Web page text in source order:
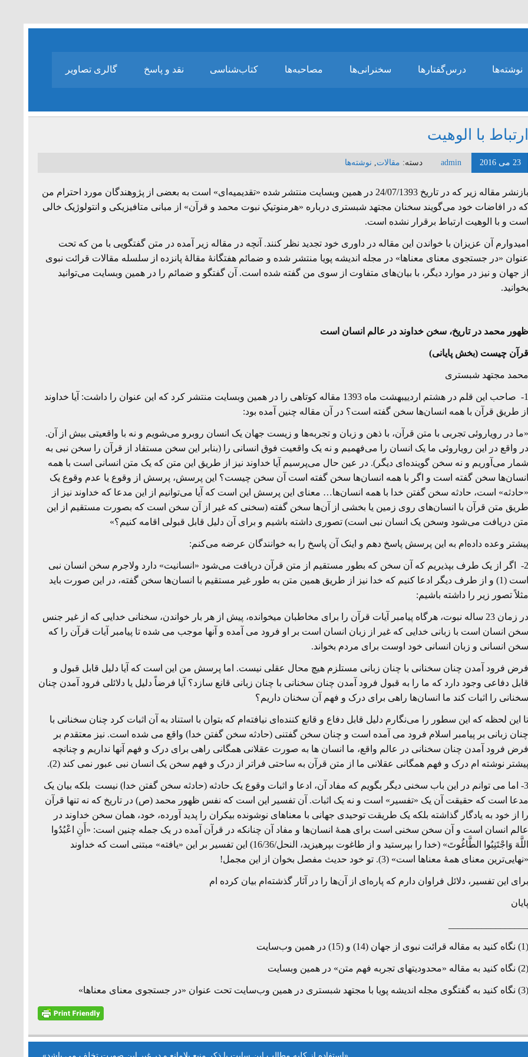
نوشته‌ها درس‌گفتارها سخنرانی‌ها مصاحبه‌ها کتاب‌شناسی نقد و پاسخ گالری تصاویر
ارتباط با الوهیت
23 می 2016 admin دسته: مقالات, نوشته‌ها
بازنشر مقاله زیر که در تاریخ 24/07/1393 در همین وبسایت منتشر شده «تقدیمیه‌ای» است به بعضی از پژوهندگان مورد احترام من
که در افاضات خود می‌گویند سخنان مجتهد شبستری درباره «هرمنوتیکِ نبوت محمد و قرآن» از مبانی متافیزیکی و انتولوژیک خالی
است و با الوهیت ارتباط برقرار نشده است.
امیدوارم آن عزیزان با خواندن این مقاله در داوری خود تجدید نظر کنند. آنچه در مقاله زیر آمده در متن گفتگویی با من که تحت
عنوان «در جستجوی معنای معناها» در مجله اندیشه پویا منتشر شده و ضمائم هفتگانۀ مقالۀ پانزده از سلسله مقالات قرائت نبوی
از جهان و نیز در موارد دیگر، با بیان‌های متفاوت از سوی من گفته شده است. آن گفتگو و ضمائم را در همین وبسایت می‌توانید
بخوانید.
ظهور محمد در تاریخ، سخن خداوند در عالم انسان است
قرآن چیست (بخش پایانی)
محمد مجتهد شبستری
1- صاحب این قلم در هشتم اردییبهشت ماه 1393 مقاله کوتاهی را در همین وبسایت منتشر کرد که این عنوان را داشت: آیا خداوند
از طریق قرآن با همه انسان‌ها سخن گفته است؟ در آن مقاله چنین آمده بود:
«ما در رویاروئی تجربی با متن قرآن، با ذهن و زبان و تجربه‌ها و زیست جهان یک انسان روبرو می‌شویم و نه با واقعیتی بیش از آن.
در واقع در این رویاروئی ما یک انسان را می‌فهمیم و نه یک واقعیت فوق انسانی را (بنابر این سخن مستفاد از قرآن را سخن نبی به
شمار می‌آوریم و نه سخن گوینده‌ای دیگر). در عین حال می‌پرسیم آیا خداوند نیز از طریق این متن که یک متن انسانی است با همه
انسان‌ها سخن گفته است و اگر با همه انسان‌ها سخن گفته است آن سخن چیست؟ این پرسش، پرسش از وقوع یا عدم وقوع یک
«حادثه» است، حادثه سخن گفتن خدا با همه انسان‌ها… معنای این پرسش این است که آیا می‌توانیم از این مدعا که خداوند نیز از
طریق متن قرآن با انسان‌های روی زمین یا بخشی از آن‌ها سخن گفته (سخنی که غیر از آن سخن است که بصورت مستقیم از این
متن دریافت می‌شود وسخن یک انسان نبی است) تصوری داشته باشیم و برای آن دلیل قابل قبولی اقامه کنیم؟»
پیشتر وعده داده‌ام به این پرسش پاسخ دهم و اینک آن پاسخ را به خوانندگان عرضه می‌کنم:
2- اگر از یک طرف بپذیریم که آن سخن که بطور مستقیم از متن قرآن دریافت می‌شود «انسانیت» دارد ولاجرم سخن انسان نبی
است (1) و از طرف دیگر ادعا کنیم که خدا نیز از طریق همین متن به طور غیر مستقیم با انسان‌ها سخن گفته، در این صورت باید
مثلاً تصور زیر را داشته باشیم:
در زمان 23 ساله نبوت، هرگاه پیامبر آیات قرآن را برای مخاطبان میخوانده، پیش از هر بار خواندن، سخنانی خدایی که از غیر جنس
سخن انسان است با زبانی خدایی که غیر از زبان انسان است بر او فرود می آمده و آنها موجب می شده تا پیامبر آیات قرآن را که
سخن انسانی و زبان انسانی خود اوست برای مردم بخواند.
فرض فرود آمدن چنان سخنانی با چنان زبانی مستلزم هیچ محال عقلی نیست. اما پرسش من این است که آیا دلیل قابل قبول و
قابل دفاعی وجود دارد که ما را به قبول فرود آمدن چنان سخنانی با چنان زبانی قانع سازد؟ آیا فرضاً دلیل یا دلائلی فرود آمدن چنان
سخنانی را اثبات کند ما انسان‌ها راهی برای درک و فهم آن سخنان داریم؟
تا این لحظه که این سطور را می‌نگارم دلیل قابل دفاع و قانع کننده‌ای نیافته‌ام که بتوان با استناد به آن اثبات کرد چنان سخنانی با
چنان زبانی بر پیامبر اسلام فرود می آمده است و چنان سخن گفتنی (حادثه سخن گفتن خدا) واقع می شده است. نیز معتقدم بر
فرض فرود آمدن چنان سخنانی در عالم واقع، ما انسان ها به صورت عقلانی همگانی راهی برای درک و فهم آنها نداریم و چنانچه
پیشتر نوشته ام درک و فهم همگانی عقلانی ما از متن قرآن به ساحتی فراتر از درک و فهم سخن یک انسان نبی عبور نمی کند (2).
3- اما می توانم در این باب سخنی دیگر بگویم که مفاد آن، ادعا و اثبات وقوع یک حادثه (حادثه سخن گفتن خدا) نیست بلکه بیان یک
مدعا است که حقیقت آن یک «تفسیر» است و نه یک اثبات. آن تفسیر این است که نفس ظهور محمد (ص) در تاریخ که نه تنها قرآن
را از خود به یادگار گذاشته بلکه یک طریقت توحیدی جهانی با معناهای نوشونده بیکران را پدید آورده، خود، همان سخن خداوند در
عالم انسان است و آن سخن سخنی است برای همۀ انسان‌ها و مفاد آن چنانکه در قرآن آمده در یک جمله چنین است: «أَنِ اعْبُدُوا
اللَّهَ وَاجْتَنِبُوا الطَّاغُوتَ» (خدا را بپرستید و از طاغوت بپرهیزید، النحل/16/36) این تفسیر بر این «یافته» مبتنی است که خداوند
«نهایی‌ترین معنای همۀ معناها است» (3). تو خود حدیث مفصل بخوان از این مجمل!
برای این تفسیر، دلائل فراوان دارم که پاره‌ای از آن‌ها را در آثار گذشته‌ام بیان کرده ام
پایان
(1) نگاه کنید به مقاله قرائت نبوی از جهان (14) و (15) در همین وب‌سایت
(2) نگاه کنید به مقاله «محدودیتهای تجربه فهم متن» در همین وبسایت
(3) نگاه کنید به گفتگوی مجله اندیشه پویا با مجتهد شبستری در همین وب‌سایت تحت عنوان «در جستجوی معنای معناها»
«استفاده از کلیه مطالب این سایت با ذکر منبع بلامانع و در غیر این صورت تخلف می باشد»